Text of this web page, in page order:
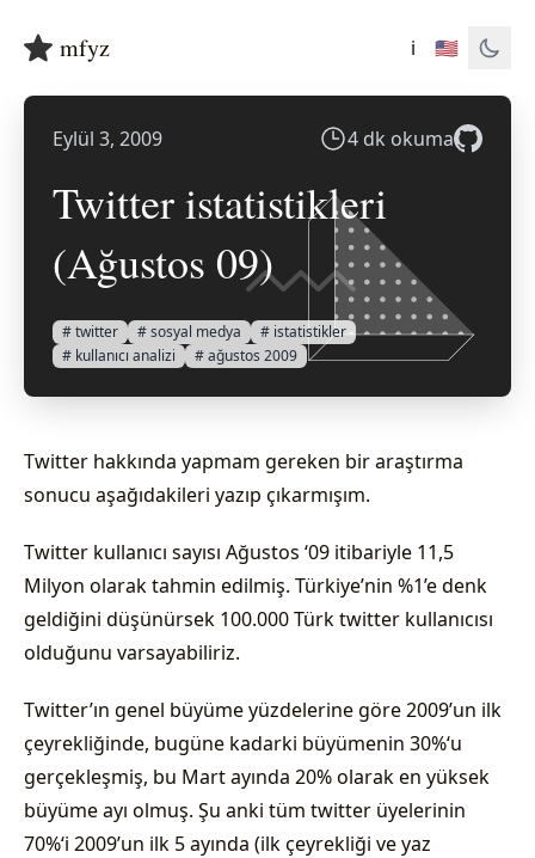
mfyz ℹ️ 🇺🇸
Eylül 3, 2009 4 dk okuma
Twitter istatistikleri
(Ağustos 09)
# twitter # sosyal medya
# istatistikler
# kullanıcı analizi
# ağustos 2009
Twitter hakkında yapmam gereken bir araştırma
sonucu aşağıdakileri yazıp çıkarmışım.
Twitter kullanıcı sayısı Ağustos ‘09 itibariyle 11,5
Milyon olarak tahmin edilmiş. Türkiye’nin %1’e denk
geldiğini düşünürsek 100.000 Türk twitter kullanıcısı
olduğunu varsayabiliriz.
Twitter’ın genel büyüme yüzdelerine göre 2009’un ilk
çeyrekliğinde, bugüne kadarki büyümenin 30%‘u
gerçekleşmiş, bu Mart ayında 20% olarak en yüksek
büyüme ayı olmuş. Şu anki tüm twitter üyelerinin
70%‘i 2009’un ilk 5 ayında (ilk çeyrekliği ve yaz